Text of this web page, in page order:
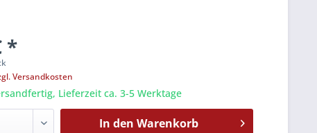
*
Versandkosten
Lieferzeit ca. 3-5 Werktage
In den Warenkorb